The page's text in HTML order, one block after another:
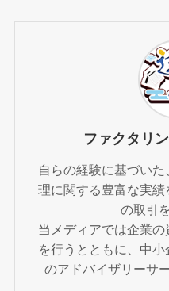
ファクタリ
自らの経験に基づい
理に関する豊富な実
の取引
当メディアでは企業
を行うとともに、中
のアドバイザリーサ